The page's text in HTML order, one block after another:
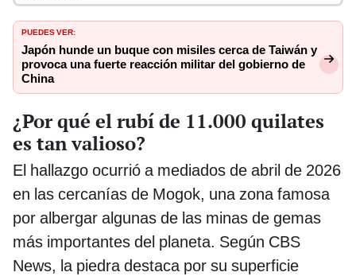
PUEDES VER:
Japón hunde un buque con misiles cerca de Taiwán y
provoca una fuerte reacción militar del gobierno de
China
¿Por qué el rubí de 11.000 quilates
es tan valioso?
El hallazgo ocurrió a mediados de abril de 2026
en las cercanías de Mogok, una zona famosa
por albergar algunas de las minas de gemas
más importantes del planeta. Según CBS
News, la piedra destaca por su superficie